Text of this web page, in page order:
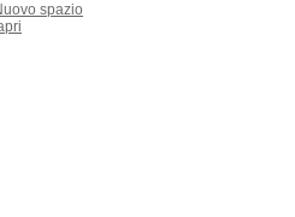
spazio